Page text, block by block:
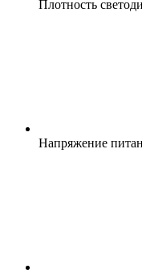
Плотность
Напряжение